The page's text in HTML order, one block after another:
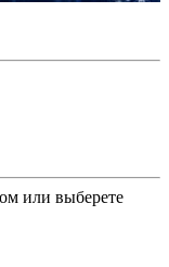
или выберете